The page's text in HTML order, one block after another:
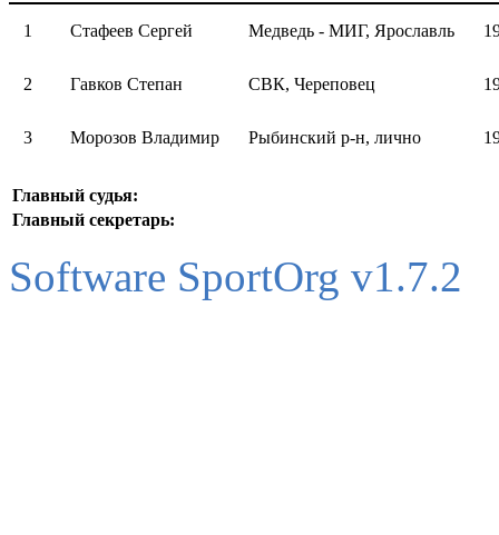
1 Стафеев Сергей Медведь - МИГ, Ярославль
2 Гавков Степан СВК, Череповец
3 Морозов Владимир Рыбинский р-н, лично
Главный судья:
Главный секретарь:
Software SportOrg v1.7.2